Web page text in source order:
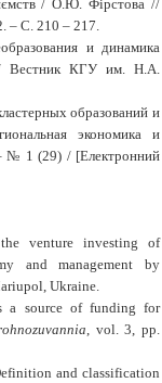
/ О.Ю. Фірстова //
– С. 210 – 217.
и динамика
Вестник КГУ им. Н.А.
образований и
экономика и
– № 1 (29) /[Електронний
venture investing of
and management by
Ukraine.
a source of funding for
, vol. 3, pp.
and classification